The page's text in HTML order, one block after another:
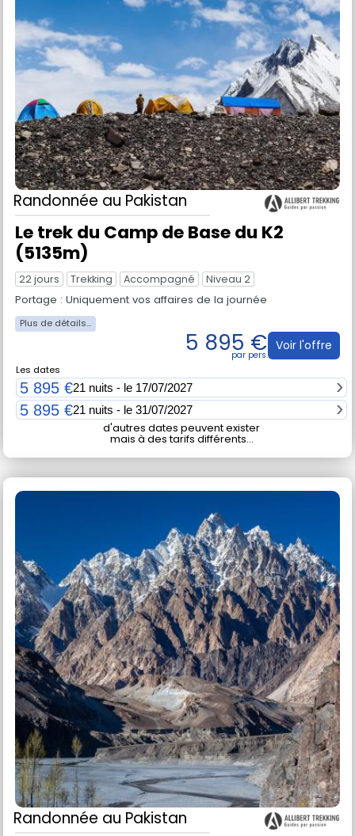
Randonnée au Pakistan
Le trek du Camp de Base du K2
(5135m)
22 jours Trekking Accompagné Niveau 2
Portage : Uniquement vos affaires de la journée
5 895 € Voir l'offre
Les dates
5 895 €21 nuits - le 17/07/2027
5 895 €21 nuits - le 31/07/2027
d'autres dates peuvent exister
mais à des tarifs différents...
Randonnée au Pakistan